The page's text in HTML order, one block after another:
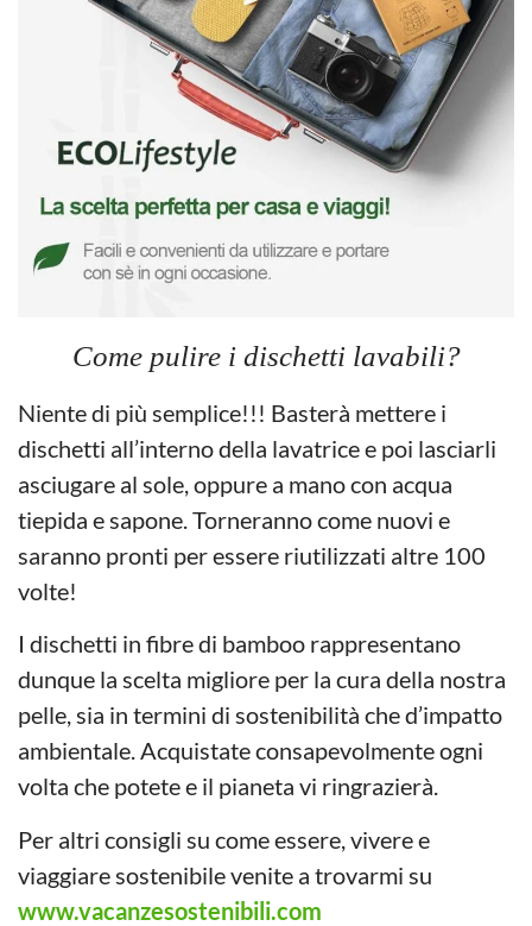
Come pulire i dischetti lavabili?
Niente di più semplice!!! Basterà mettere i
dischetti all’interno della lavatrice e poi lasciarli
asciugare al sole, oppure a mano con acqua
tiepida e sapone. Torneranno come nuovi e
saranno pronti per essere riutilizzati altre 100
volte!
I dischetti in fibre di bamboo rappresentano
dunque la scelta migliore per la cura della nostra
pelle, sia in termini di sostenibilità che d’impatto
ambientale. Acquistate consapevolmente ogni
volta che potete e il pianeta vi ringrazierà.
Per altri consigli su come essere, vivere e
viaggiare sostenibile venite a trovarmi su
www.vacanzesostenibili.com